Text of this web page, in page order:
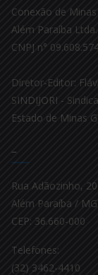
Conexão de
Além Paraíba Ltda.
CNPJ n°
Diretor-Editor:
SINDIJORI -
Estado de Minas
–
Rua Adãozinho,
Além Paraíba / MG
CEP: 36.660-000
Telefones:
(32) 3462-4410